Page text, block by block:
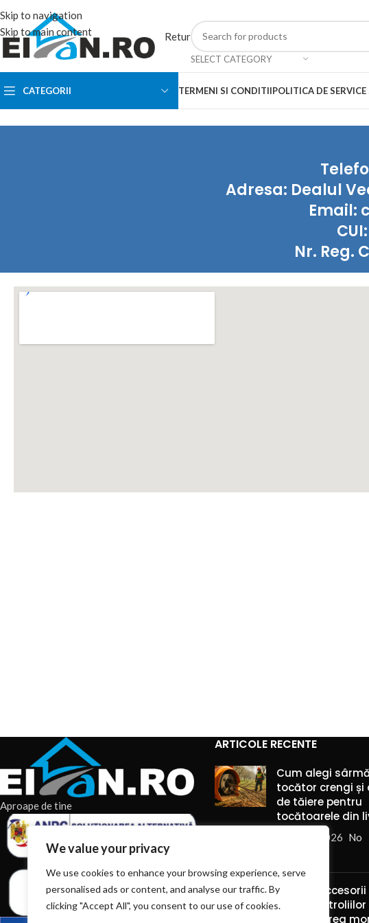
We value your privacy
We use cookies to enhance your browsing experience, serve
personalised ads or content, and analyse our traffic. By
clicking "Accept All", you consent to our use of cookies.
Skip to navigation
Skip to main content
Retur
SELECT CATEGORY
CATEGORII TERMENI SI CONDITIIPOLITICA DE
Adresa: Dealul
Email:
Nr. Reg.
Aproape de tine
ARTICOLE RECENTE
Cum alegi sârmă
tocător crengi și
de tăiere pentru
tocătoarele din
6 august 2026 No
Piese și
montajul troliilor
manipularea